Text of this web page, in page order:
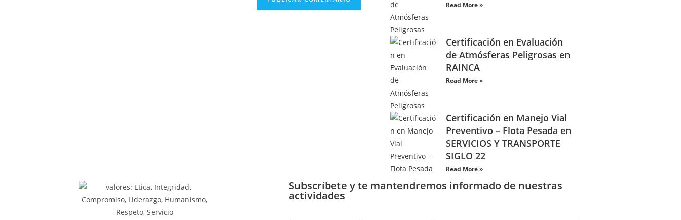
Read More »
Certificación en Evaluación
de Atmósferas Peligrosas en
RAINCA
Read More »
Certificación en Manejo Vial
Preventivo – Flota Pesada en
SERVICIOS Y TRANSPORTE
SIGLO 22
Read More »
Subscríbete y te mantendremos informado de nuestras
actividades